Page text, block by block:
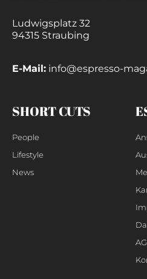
Ludwigsplatz 32
94315 Straubing
E-Mail: info@espresso-
SHORT CUTS
People
Lifestyle
News